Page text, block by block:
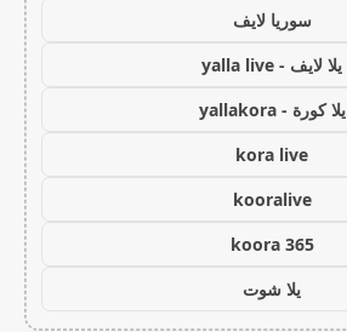
سوريا لايف
يلا لايف - yalla live
يلا كورة - yallakora
kora live
kooralive
koora 365
يلا شوت